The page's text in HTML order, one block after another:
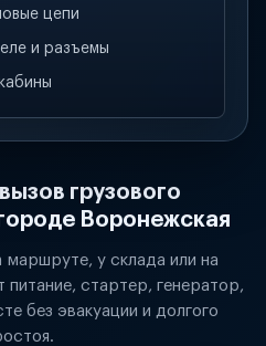
цепи
и разъемы
грузового
Воронежская
маршруте, у склада или на
стартер, генератор,
без эвакуации и долгого